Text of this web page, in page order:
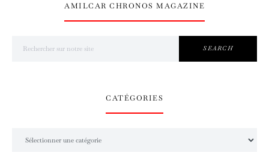
AMILCAR CHRONOS MAGAZINE
SEARCH
CATÉGORIES